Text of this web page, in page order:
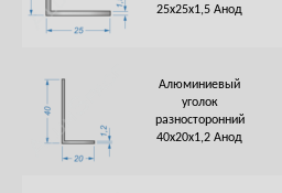
25х25х1,5 Анод
Алюминиевый
уголок
разносторонний
40х20х1,2 Анод